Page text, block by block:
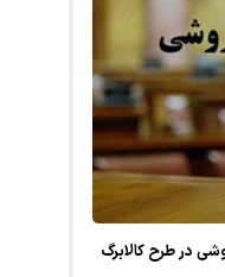
در طرح کالابرگ